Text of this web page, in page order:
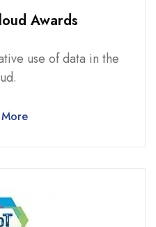
Awards
use of data in the